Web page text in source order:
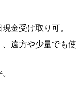
金受け取り可。
遠方や少量でも使